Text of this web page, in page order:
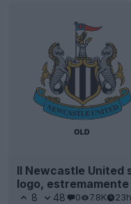
Il Newcastle United
logo,
8 48 0 7.8K 23h